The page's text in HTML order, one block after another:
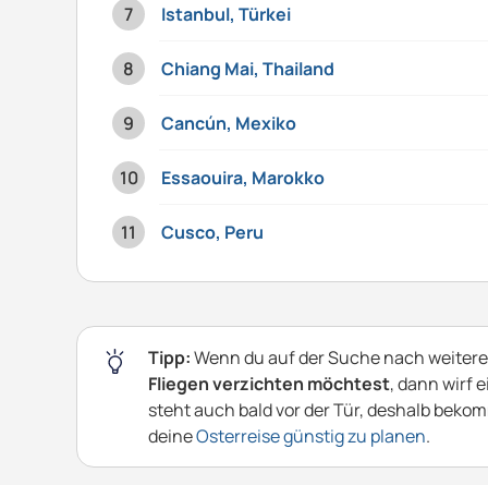
Istanbul, Türkei
Chiang Mai, Thailand
Cancún, Mexiko
Essaouira, Marokko
Cusco, Peru
Tipp:Wenn du auf der Suche nach
Fliegen verzichten möchtest, dann wirf
steht auch bald vor der Tür, deshalb
deineOsterreise günstig zu planen.